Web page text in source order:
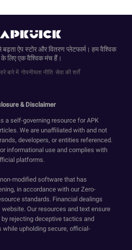
ऐप स्टोर और वितरण प्लेटफार्म। हम वैश्विक
के लिए एक वैश्विक मंच हैं।
बारे में गोपनीयता नीति सेवा की शर्तें
& Disclaimer
a self-governing resource for APK
We are unaffiliated with and not
developers, or entities referenced.
informational use and complies with
platforms.
modified software that has
in accordance with our Zero-
standards. Financial dealings
Our resources and text ensure
rejecting deceptive tactics and
while upholding secure, official-